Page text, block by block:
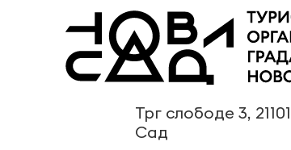
Трг слободе 3,
Сад